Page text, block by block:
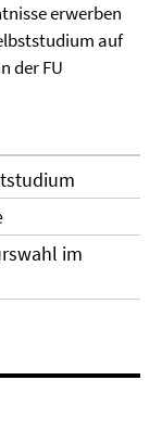
erwerben
auf
der FU
im